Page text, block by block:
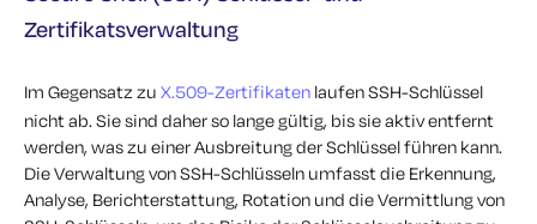
Zertifikatsverwaltung
Im Gegensatz zu X.509-Zertifikaten laufen SSH-Schlüssel
nicht ab. Sie sind daher so lange gültig, bis sie aktiv entfernt
werden, was zu einer Ausbreitung der Schlüssel führen kann.
Die Verwaltung von SSH-Schlüsseln umfasst die Erkennung,
Analyse, Berichterstattung, Rotation und die Vermittlung von